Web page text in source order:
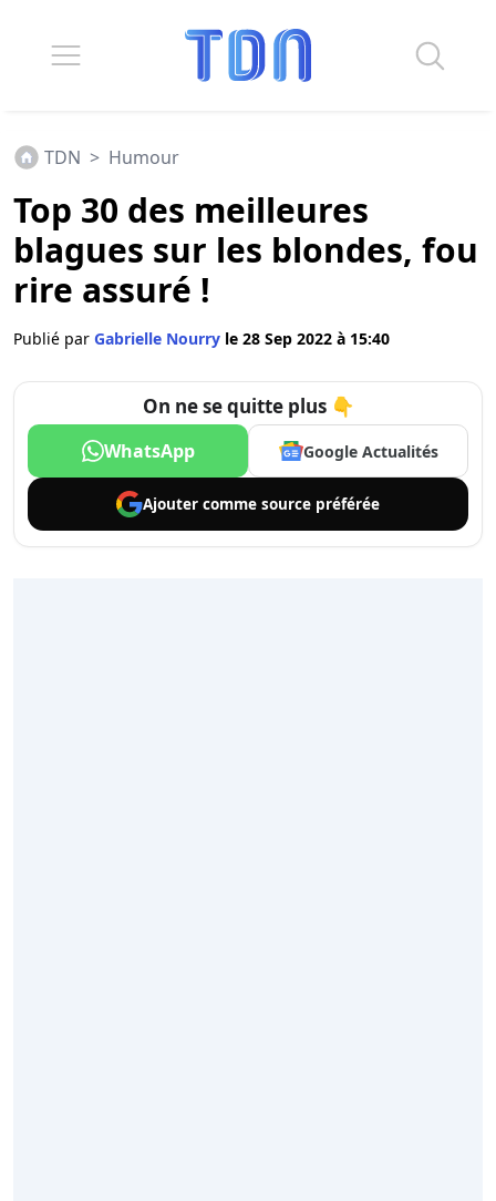
TDN > Humour
Top 30 des meilleures
blagues sur les blondes, fou
rire assuré !
Publié par Gabrielle Nourry le 28 Sep 2022 à 15:40
On ne se quitte plus 👇
WhatsApp Google Actualités
Ajouter comme source préférée